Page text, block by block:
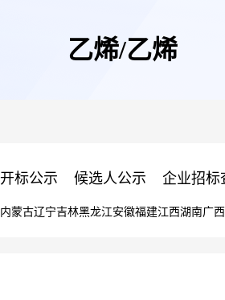
乙烯/乙烯
开标公示 候选人公示 企业招标
内蒙古辽宁吉林黑龙江安徽福建江西湖南广西